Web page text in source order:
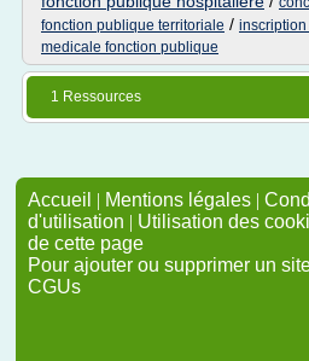
fonction publique territoriale /
medicale fonction publique
1 Ressources
Accueil | Mentions légales |
d'utilisation | Utilisation des
de cette page
Pour ajouter ou supprimer un
CGUs